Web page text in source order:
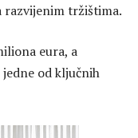
tržištima.
eura, a
od ključnih